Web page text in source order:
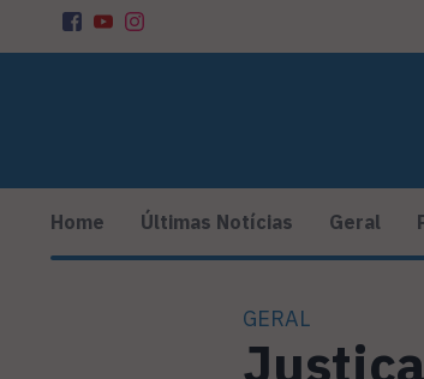
Home Últimas Notícias Geral
GERAL